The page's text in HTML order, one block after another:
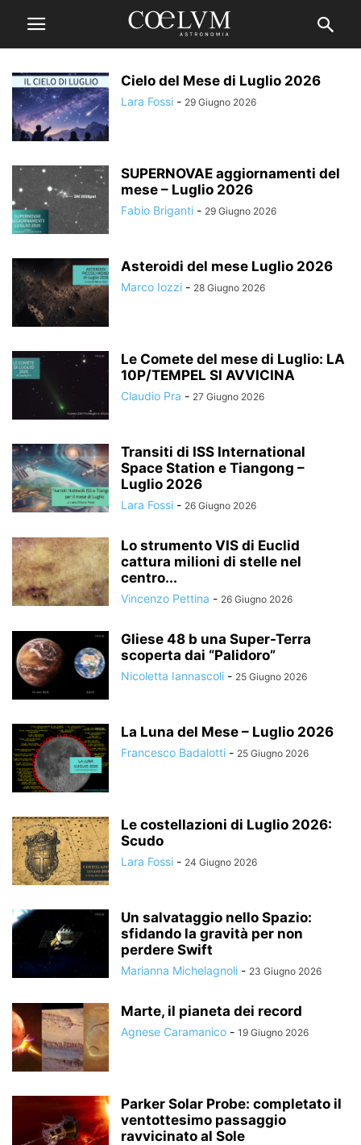
Cielo del Mese di Luglio 2026
Lara Fossi - 29 Giugno 2026
SUPERNOVAE aggiornamenti del
mese – Luglio 2026
Fabio Briganti - 29 Giugno 2026
Asteroidi del mese Luglio 2026
Marco Iozzi - 28 Giugno 2026
Le Comete del mese di Luglio: LA
10P/TEMPEL SI AVVICINA
Claudio Pra - 27 Giugno 2026
Transiti di ISS International
Space Station e Tiangong –
Luglio 2026
Lara Fossi - 26 Giugno 2026
Lo strumento VIS di Euclid
cattura milioni di stelle nel
centro...
Vincenzo Pettina - 26 Giugno 2026
Gliese 48 b una Super-Terra
scoperta dai “Palidoro”
Nicoletta Iannascoli - 25 Giugno 2026
La Luna del Mese – Luglio 2026
Francesco Badalotti - 25 Giugno 2026
Le costellazioni di Luglio 2026:
Scudo
Lara Fossi - 24 Giugno 2026
Un salvataggio nello Spazio:
sfidando la gravità per non
perdere Swift
Marianna Michelagnoli - 23 Giugno 2026
Marte, il pianeta dei record
Agnese Caramanico - 19 Giugno 2026
Parker Solar Probe: completato il
ventottesimo passaggio
ravvicinato al Sole